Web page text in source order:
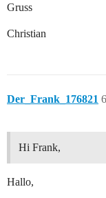
Gruss
Christian
Der_Frank_176821 6
Hi Frank,
Hallo,